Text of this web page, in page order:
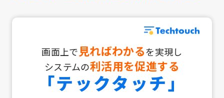
画面上で 見ればわかるを実現し
システムの利活用を促進する
「テックタッチ」